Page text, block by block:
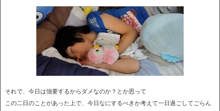
それで、今日は強要するからダメなのか？とか思って
この二日のことがあった上で、今日なにするべきか考えて一日過ごしてごらん